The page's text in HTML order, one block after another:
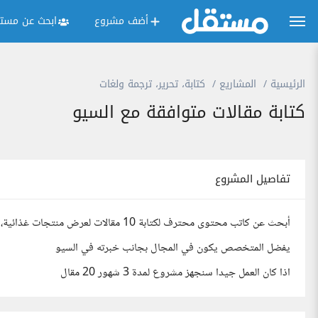
أضف مشروع ابحث عن
الرئيسية المشاريع كتابة، تحرير، ترجمة ولغات
كتابة مقالات متوافقة مع السيو
تفاصيل المشروع
أبحث عن كاتب محتوى محترف لكتابة 10 مقالات لعرض منتجات غذائية،
يفضل المتخصص يكون في المجال بجانب خبرته في السيو
اذا كان العمل جيدا سنجهز مشروع لمدة 3 شهور 20 مقال